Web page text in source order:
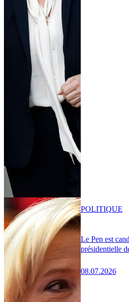
Le Pen est
présidentielle
08.07.2026
POLITIQUE